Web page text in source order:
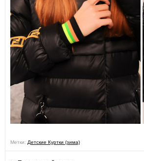
Метки: Детские Куртки (зима)